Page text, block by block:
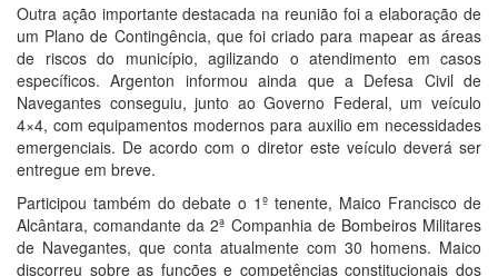
Outra ação importante destacada na reunião foi a elaboração de
um Plano de Contingência, que foi criado para mapear as áreas
de riscos do município, agilizando o atendimento em casos
específicos. Argenton informou ainda que a Defesa Civil de
Navegantes conseguiu, junto ao Governo Federal, um veículo
4×4, com equipamentos modernos para auxilio em necessidades
emergenciais. De acordo com o diretor este veículo deverá ser
entregue em breve.
Participou também do debate o 1º tenente, Maico Francisco de
Alcântara, comandante da 2ª Companhia de Bombeiros Militares
de Navegantes, que conta atualmente com 30 homens. Maico
discorreu sobre as funções e competências constitucionais dos